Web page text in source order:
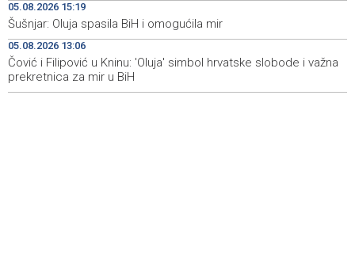
19:25
Ministarstvo saobraćaja KS: Uskoro javna nabavka za
obnovu mosta u ulici Ive Andrića
19:15
Pomozi.ba pomaže Gazi - Od početka 2026. podijeljeno
40.000 toplih obroka, u augustu nove aktivnosti
05.08.2026 15:19
Šušnjar: Oluja spasila BiH i omogućila mir
05.08.2026 13:06
Čović i Filipović u Kninu: 'Oluja' simbol hrvatske slobode i važna
prekretnica za mir u BiH